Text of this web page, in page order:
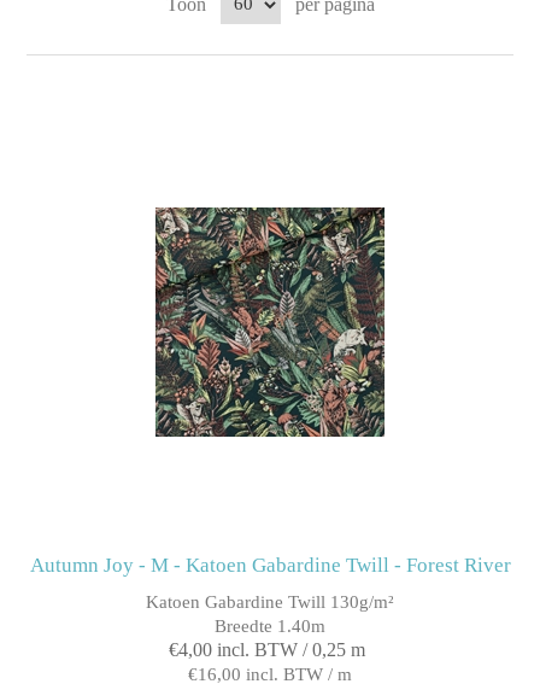
Autumn Joy - M - Katoen Gabardine Twill - Forest River
Katoen Gabardine Twill 130g/m²
Breedte 1.40m
€4,00 incl. BTW / 0,25 m
€16,00 incl. BTW / m